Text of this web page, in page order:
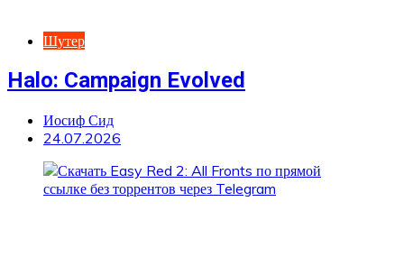
Шутер
Halo: Campaign Evolved
Иосиф Сид
24.07.2026